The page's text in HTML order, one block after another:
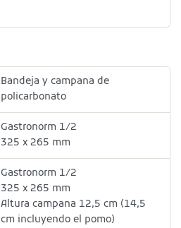
Bandeja y campana de
policarbonato
Gastronorm 1/2
325 x 265 mm
Gastronorm 1/2
325 x 265 mm
Altura campana 12,5 cm (14,5
cm incluyendo el pomo)